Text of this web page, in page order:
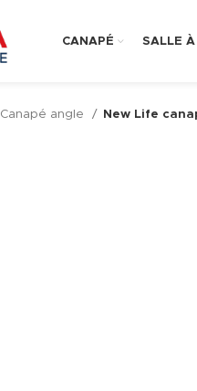
CANAPÉ SALLE À
Canapé angle New Life